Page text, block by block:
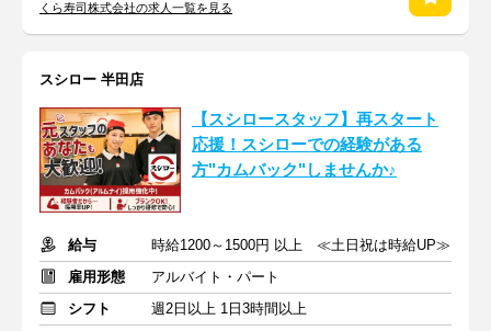
くら寿司株式会社の求人一覧を見る
スシロー 半田店
【スシロースタッフ】再スタート
応援！スシローでの経験がある
方"カムバック"しませんか♪
給与
時給1200～1500円 以上 ≪土日祝は時給UP≫
雇用形態
アルバイト・パート
シフト
週2日以上 1日3時間以上